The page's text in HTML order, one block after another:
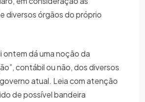
diversos órgãos do próprio
ontem dá uma noção da
contábil ou não, dos diversos
atual. Leia com atenção
de possível bandeira